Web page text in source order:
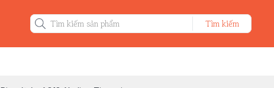
Tìm kiếm